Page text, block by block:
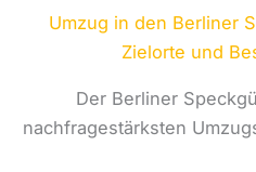
Umzug in den Berliner
Zielorte und
Der Berliner
nachfragestärksten